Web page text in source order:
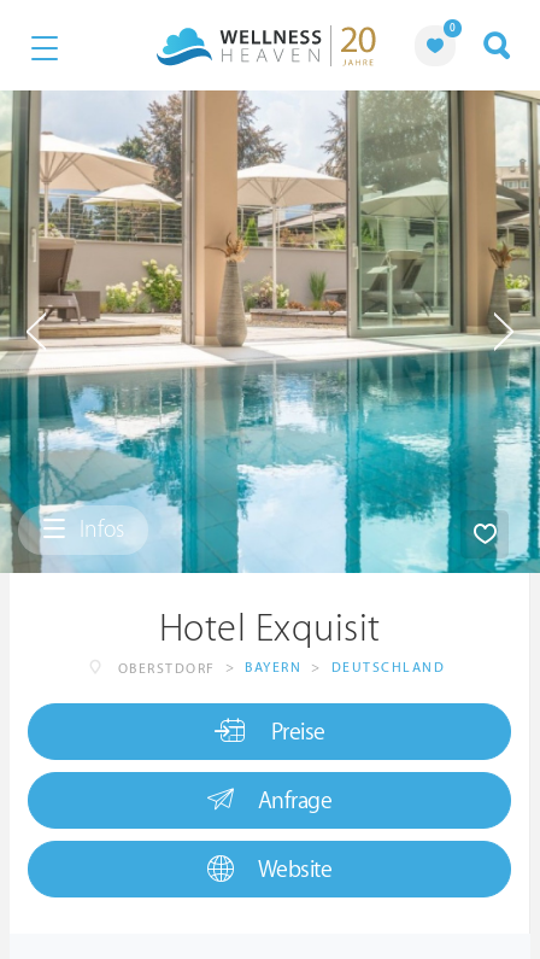
0
Infos
Hotel Exquisit
OBERSTDORF > BAYERN > DEUTSCHLAND
Preise
Anfrage
Website